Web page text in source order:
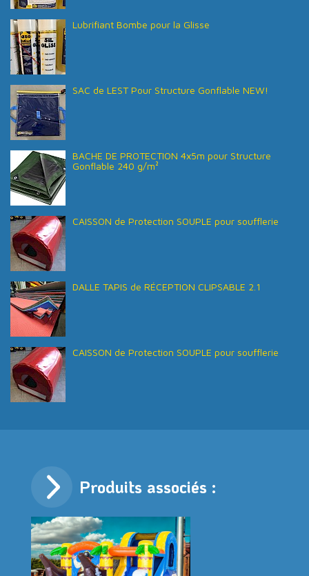
Lubrifiant Bombe pour la Glisse
SAC de LEST Pour Structure Gonflable NEW!
BACHE DE PROTECTION 4x5m pour Structure
Gonflable 240 g/m²
CAISSON de Protection SOUPLE pour soufflerie
DALLE TAPIS de RÉCEPTION CLIPSABLE 2.1
CAISSON de Protection SOUPLE pour soufflerie
Produits associés :